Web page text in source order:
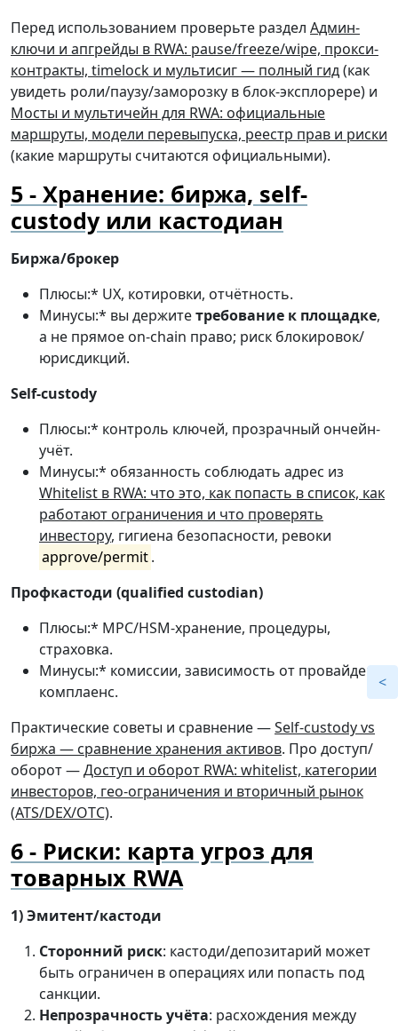
Перед использованием проверьте раздел Админ-
ключи и апгрейды в RWA: pause/freeze/wipe, прокси-
контракты, timelock и мультисиг — полный гид(как
увидеть роли/паузу/заморозку в блок-эксплорере) и
Мосты и мультичейн для RWA: официальные
маршруты, модели перевыпуска, реестр прав и риски
(какие маршруты считаются официальными).
Хранение: биржа, self-
custody или кастодиан
Биржа/брокер
Плюсы:* UX, котировки, отчётность.
Минусы:* вы держитетребование к площадке,
а не прямое on-chain право; риск блокировок/
юрисдикций.
Self-custody
Плюсы:* контроль ключей, прозрачный ончейн-
учёт.
Минусы:* обязанность соблюдать адрес из
Whitelist в RWA: что это, как попасть в список, как
работают ограничения и что проверять
инвестору, гигиена безопасности, ревоки
approve/permit.
Профкастоди (qualified custodian)
Плюсы:* MPC/HSM-хранение, процедуры,
страховка.
Минусы:* комиссии, зависимость от провайдера,
комплаенс.
Практические советы и сравнение —Self-custody vs
биржа — сравнение хранения активов. Про доступ/
оборот —Доступ и оборот RWA: whitelist, категории
инвесторов, гео-ограничения и вторичный рынок
(ATS/DEX/OTC).
Риски: карта угроз для
товарных RWA
1) Эмитент/кастоди
Сторонний риск: кастоди/депозитарий может
быть ограничен в операциях или попасть под
санкции.
Непрозрачность учёта: расхождения между